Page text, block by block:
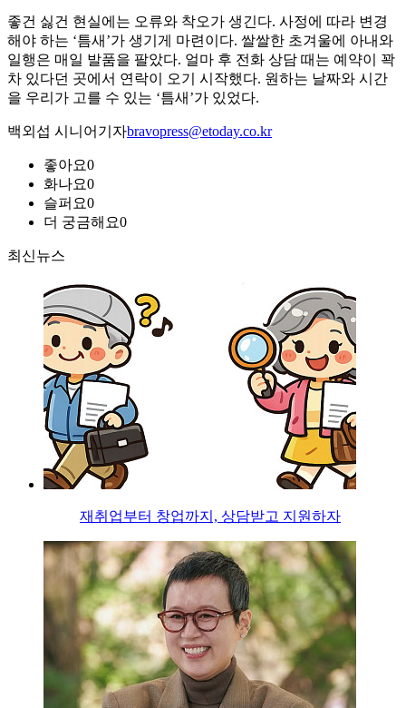
좋건 싫건 현실에는 오류와 착오가 생긴다. 사정에 따라 변경
해야 하는 ‘틈새’가 생기게 마련이다. 쌀쌀한 초겨울에 아내와
일행은 매일 발품을 팔았다. 얼마 후 전화 상담 때는 예약이 꽉
차 있다던 곳에서 연락이 오기 시작했다. 원하는 날짜와 시간
을 우리가 고를 수 있는 ‘틈새’가 있었다.
백외섭 시니어기자bravopress@etoday.co.kr
좋아요0
화나요0
슬퍼요0
더 궁금해요0
최신뉴스
재취업부터 창업까지, 상담받고 지원하자